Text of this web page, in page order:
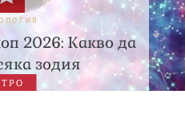
2026: Какво да
зодия